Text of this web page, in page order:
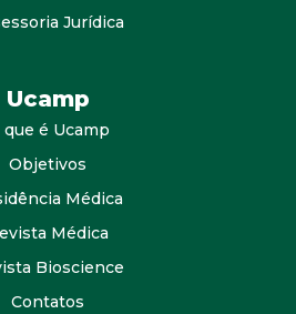
Jurídica
Ucamp
que é Ucamp
Objetivos
Médica
Médica
Bioscience
Contatos